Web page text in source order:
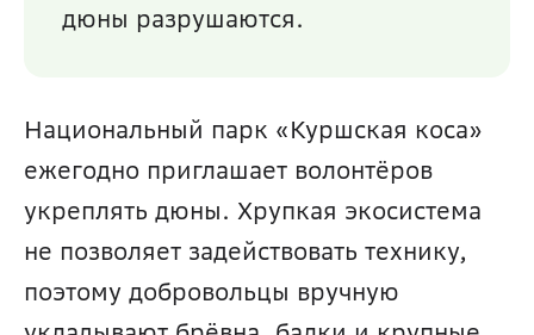
дюны разрушаются.
Национальный парк «Куршская коса»
ежегодно приглашает волонтёров
укреплять дюны. Хрупкая экосистема
не позволяет задействовать технику,
поэтому добровольцы вручную